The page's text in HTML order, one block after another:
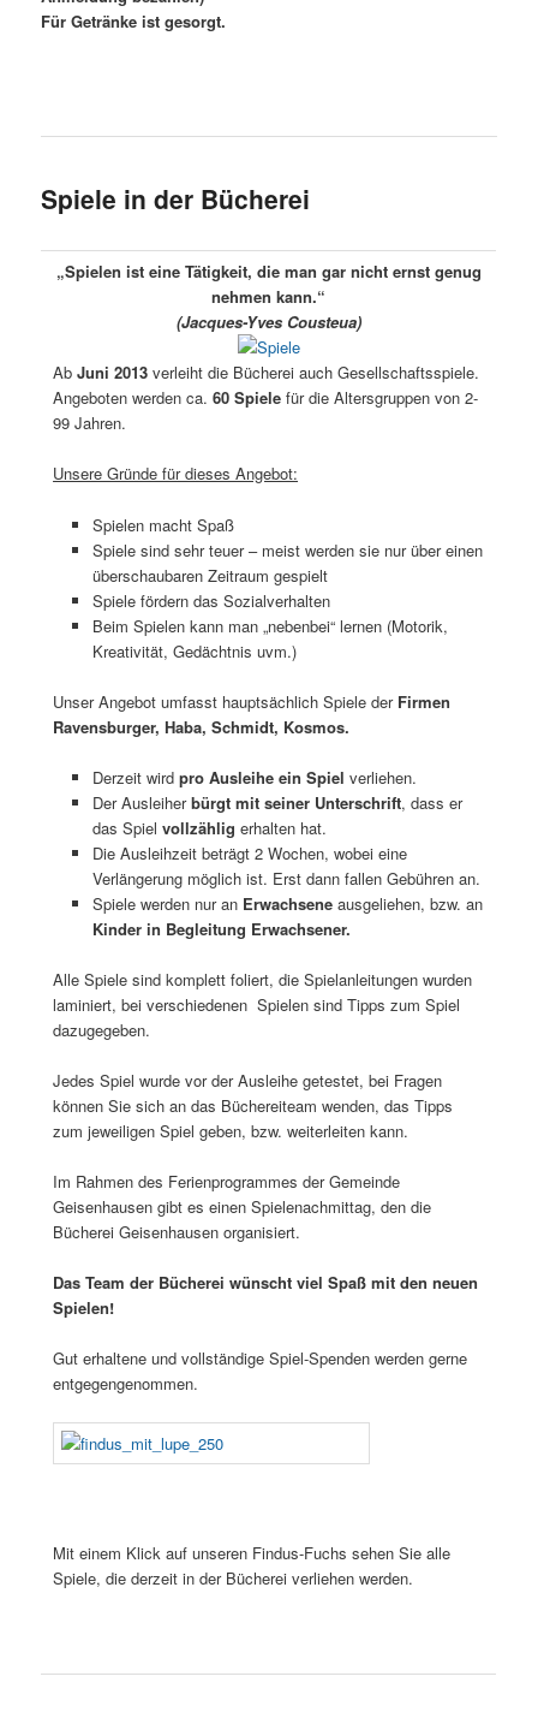
Für Getränke ist gesorgt.
Spiele in der Bücherei
„Spielen ist eine Tätigkeit, die man gar nicht ernst genug
nehmen kann.“
(Jacques-Yves Cousteua)
AbJuni 2013 verleiht die Bücherei auch Gesellschaftsspiele.
Angeboten werden ca.60 Spiele für die Altersgruppen von 2-
99 Jahren.
Unsere Gründe für dieses Angebot:
Spielen macht Spaß
Spiele sind sehr teuer – meist werden sie nur über einen
überschaubaren Zeitraum gespielt
Spiele fördern das Sozialverhalten
Beim Spielen kann man „nebenbei“ lernen (Motorik,
Kreativität, Gedächtnis uvm.)
Unser Angebot umfasst hauptsächlich Spiele derFirmen
Ravensburger, Haba, Schmidt, Kosmos.
Derzeit wird pro Ausleihe ein Spiel verliehen.
Der Ausleiherbürgt mit seiner Unterschrift, dass er
das Spiel vollzählig erhalten hat.
Die Ausleihzeit beträgt 2 Wochen, wobei eine
Verlängerung möglich ist. Erst dann fallen Gebühren an.
Spiele werden nur an Erwachseneausgeliehen, bzw. an
Kinder in Begleitung Erwachsener.
Alle Spiele sind komplett foliert, die Spielanleitungen wurden
laminiert, bei verschiedenen Spielen sind Tipps zum Spiel
dazugegeben.
Jedes Spiel wurde vor der Ausleihe getestet, bei Fragen
können Sie sich an das Büchereiteam wenden, das Tipps
zum jeweiligen Spiel geben, bzw. weiterleiten kann.
Im Rahmen des Ferienprogrammes der Gemeinde
Geisenhausen gibt es einen Spielenachmittag, den die
Bücherei Geisenhausen organisiert.
Das Team der Bücherei wünscht viel Spaß mit den neuen
Spielen!
Gut erhaltene und vollständige Spiel-Spenden werden gerne
entgegengenommen.
Mit einem Klick auf unseren Findus-Fuchs sehen Sie alle
Spiele, die derzeit in der Bücherei verliehen werden.